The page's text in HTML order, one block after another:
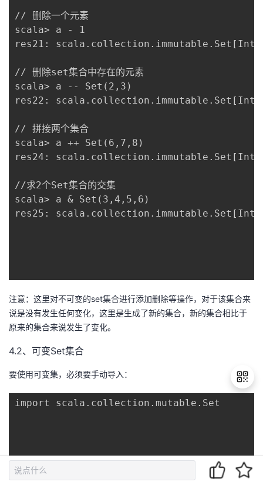
// 删除一个元素
scala> a - 1
res21:
// 删除set集合中存在的元素
scala> a -- Set(2,3)
res22:
// 拼接两个集合
scala> a ++ Set(6,7,8)
res24:
//求2个Set集合的交集
scala> a & Set(3,4,5,6)
res25:
注意：这里对不可变的set集合进行添加删除等操作，对于该集合来
说是没有发生任何变化，这里是生成了新的集合，新的集合相比于
原来的集合来说发生了变化。
4.2、可变Set集合
要使用可变集，必须要手动导入：
import scala.collection.mutable.Set